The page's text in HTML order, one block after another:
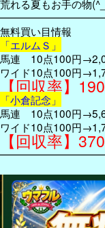
荒れる夏もお手の物
無料買い目情報
「エルムＳ」
馬連 10点100円
ワイド10点100円
【回収率】
「小倉記念」
馬連 10点100円
ワイド10点100円
【回収率】